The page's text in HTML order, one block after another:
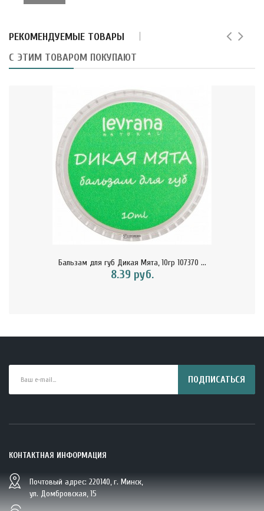
РЕКОМЕНДУЕМЫЕ ТОВАРЫ
С ЭТИМ ТОВАРОМ ПОКУПАЮТ
Бальзам для губ Дикая Мята, 10гр 107370 ...
8.39 руб.
BIO Кокосовая вода тетрапак 330 мл Vietcoco 112878..
5.23 руб.
ПОДПИСАТЬСЯ
КОНТАКТНАЯ ИНФОРМАЦИЯ
Почтовый адрес: 220140, г. Минск,
ул. Домбровская, 15